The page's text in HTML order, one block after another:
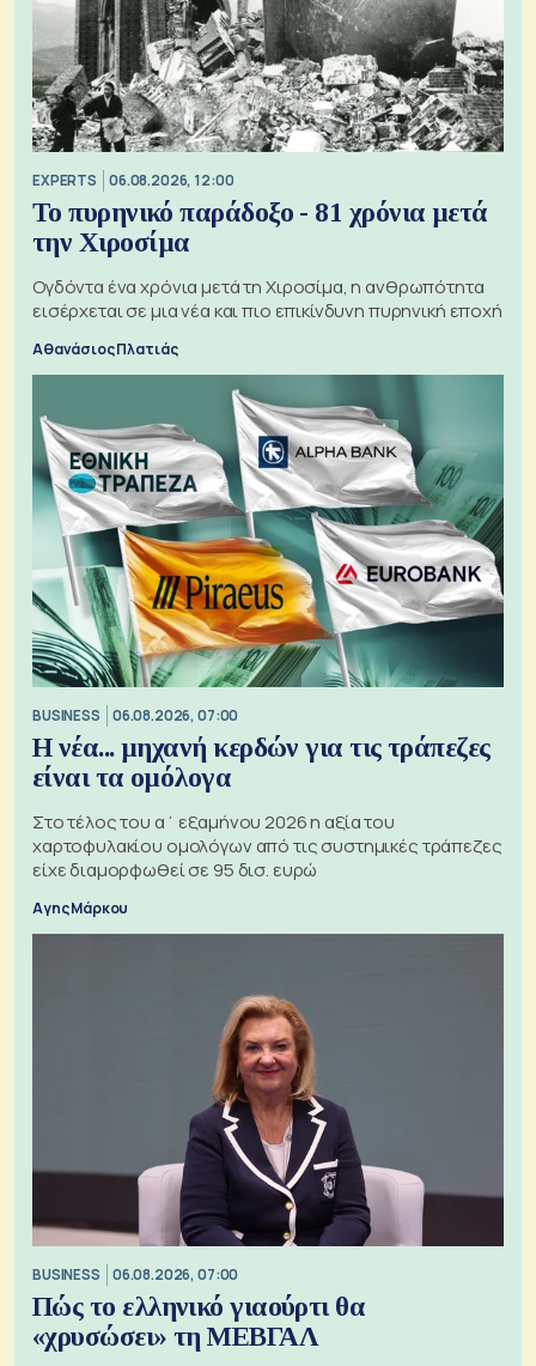
EXPERTS 06.08.2026, 12:00
Το πυρηνικό παράδοξο - 81 χρόνια μετά
την Χιροσίμα
Ογδόντα ένα χρόνια μετά τη Χιροσίμα, η ανθρωπότητα
εισέρχεται σε μια νέα και πιο επικίνδυνη πυρηνική εποχή
Αθανάσιος Πλατιάς
BUSINESS 06.08.2026, 07:00
Η νέα... μηχανή κερδών για τις τράπεζες
είναι τα ομόλογα
Στο τέλος του α΄ εξαμήνου 2026 η αξία του
χαρτοφυλακίου ομολόγων από τις συστημικές τράπεζες
είχε διαμορφωθεί σε 95 δισ. ευρώ
Αγης Μάρκου
BUSINESS 06.08.2026, 07:00
Πώς το ελληνικό γιαούρτι θα
«χρυσώσει» τη ΜΕΒΓΑΛ